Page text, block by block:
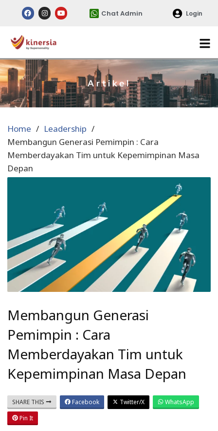
Chat Admin Login
Artikel
Home
Leadership
Membangun Generasi Pemimpin : Cara
Memberdayakan Tim untuk Kepemimpinan Masa
Depan
Membangun Generasi
Pemimpin : Cara
Memberdayakan Tim untuk
Kepemimpinan Masa Depan
SHARE THIS Facebook Twitter/X
WhatsApp
Pin It